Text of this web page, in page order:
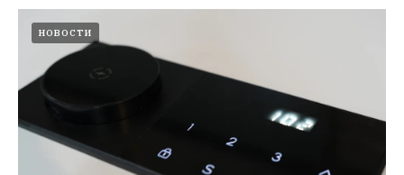
НОВОСТИ